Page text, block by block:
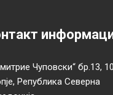
Чуповски“ бр.13,
Република Северна